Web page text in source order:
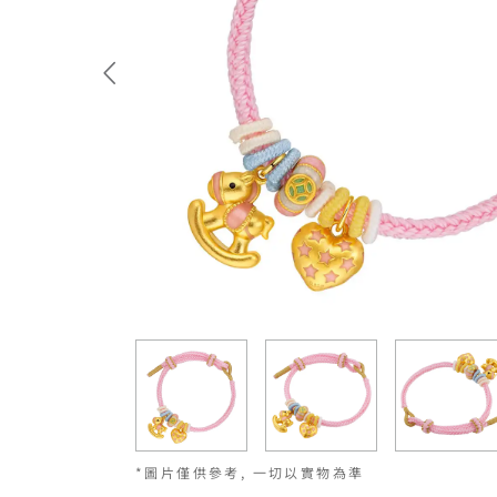
*圖片僅供參考, 一切以實物為準